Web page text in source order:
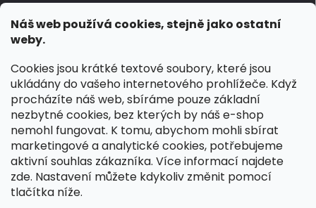
Náš web používá cookies, stejně jako ostatní
weby.
Cookies jsou krátké textové soubory, které jsou
ukládány do vašeho internetového prohlížeče. Když
procházíte náš web, sbíráme pouze základní
nezbytné cookies, bez kterých by náš e-shop
nemohl fungovat. K tomu, abychom mohli sbírat
marketingové a analytické cookies, potřebujeme
aktivní souhlas zákazníka. Více informací najdete
zde. Nastavení můžete kdykoliv změnit pomocí
tlačítka níže.
Výroba českých kožených opasků: vůně pravé kůže, dotek
řemesla
KONTAKT
dotazy@spongr.cz
+420 776 663 962
https://www.facebook.com/spongr.cz
spongr.cz